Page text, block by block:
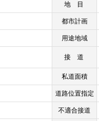
地目
都市計画
用途地域
接道
私道面積
道路位置指定
不適合接道